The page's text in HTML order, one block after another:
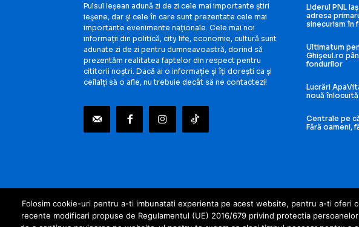
Pulsul Ieșean adună zi de zi cele mai importante știri
ieșene, dar și cele în care sunt prezentate cele mai
importante evenimente naționale. Cele mai noi
informații din politică, city life, economie, cultură sunt
adunate zi de zi pentru dumneavoastră, dorind să
prezentăm realitatea faptelor din respect pentru
cititorii noștri. Dacă ai o informație și îți dorești ca și
ceilalți să o afle, nu trebuie decât să ne contactezi!
Liderul PNL
adresa
sinecurism în
Ultimatum
Ghișeul.ro
fondurilor
Lucrări
nouă
Centrale pe
Fără oameni,
Folosim cookie-uri pentru a-ti imbunatati experienta pe acest website, pentru a-ti
recente modificari propuse de Regulamentul (UE) 2016/679 privind protectia